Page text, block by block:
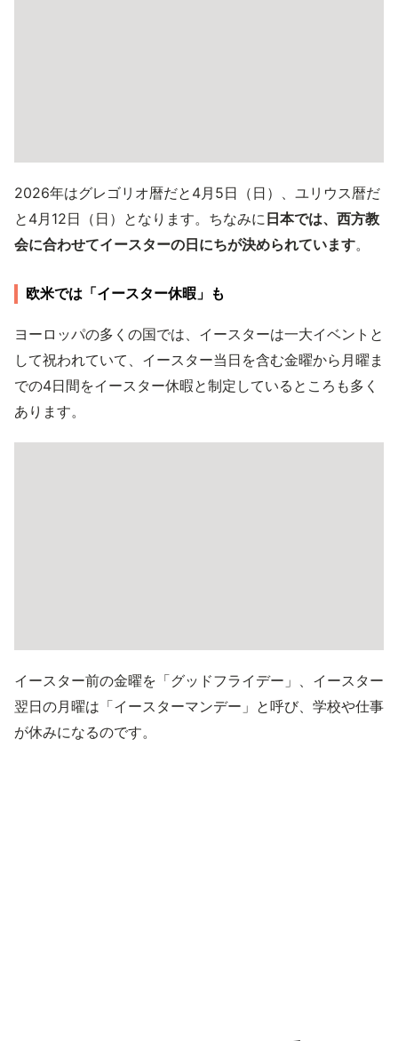
2026年はグレゴリオ暦だと4月5日（日）、ユリウス暦だ
と4月12日（日）となります。ちなみに 日本では、西方教
会に合わせてイースターの日にちが決められています。
欧米では「イースター休暇」も
ヨーロッパの多くの国では、イースターは一大イベントと
して祝われていて、イースター当日を含む金曜から月曜ま
での4日間をイースター休暇と制定しているところも多く
あります。
イースター前の金曜を「グッドフライデー」、イースター
翌日の月曜は「イースターマンデー」と呼び、学校や仕事
が休みになるのです。